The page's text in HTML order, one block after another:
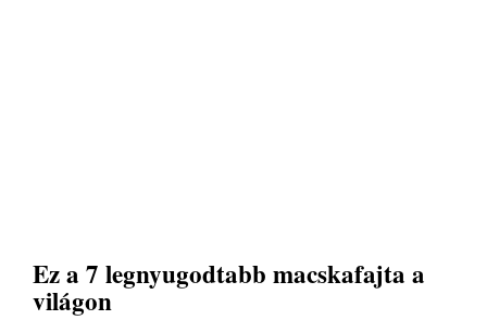
Ez a 7 legnyugodtabb macskafajta a
világon